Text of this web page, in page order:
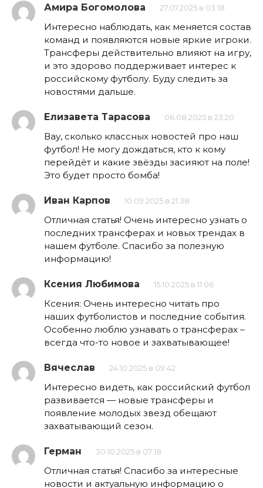
Амира Богомолова 27.07.2025 в 03:18
Интересно наблюдать, как меняется состав
команд и появляются новые яркие игроки.
Трансферы действительно влияют на игру,
и это здорово поддерживает интерес к
российскому футболу. Буду следить за
новостями дальше.
Елизавета Тарасова 06.08.2025 в 23:20
Вау, сколько классных новостей про наш
футбол! Не могу дождаться, кто к кому
перейдёт и какие звёзды засияют на поле!
Это будет просто бомба!
Иван Карпов 10.09.2025 в 21:38
Отличная статья! Очень интересно узнать о
последних трансферах и новых трендах в
нашем футболе. Спасибо за полезную
информацию!
Ксения Любимова 15.10.2025 в 11:06
Ксения: Очень интересно читать про
наших футболистов и последние события.
Особенно люблю узнавать о трансферах –
всегда что-то новое и захватывающее!
Вячеслав 24.10.2025 в 09:42
Интересно видеть, как российский футбол
развивается — новые трансферы и
появление молодых звезд обещают
захватывающий сезон.
Герман 30.10.2025 в 07:18
Отличная статья! Спасибо за интересные
новости и актуальную информацию о